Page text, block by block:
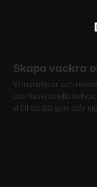
Skapa vackra
Vi installerar och
och funktionella
vi till att ditt golv står sig